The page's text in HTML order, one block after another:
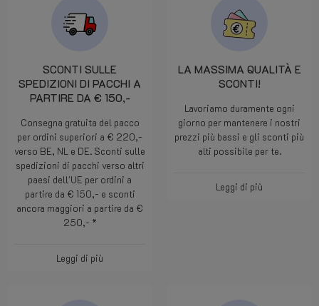
SCONTI SULLE
SPEDIZIONI DI PACCHI A
PARTIRE DA € 150,-
Consegna gratuita del pacco
per ordini superiori a € 220,-
verso BE, NL e DE. Sconti sulle
spedizioni di pacchi verso altri
paesi dell'UE per ordini a
partire da € 150,- e sconti
ancora maggiori a partire da €
250,- *
Leggi di più
LA MASSIMA QUALITÀ E
SCONTI!
Lavoriamo duramente ogni
giorno per mantenere i nostri
prezzi più bassi e gli sconti più
alti possibile per te.
Leggi di più